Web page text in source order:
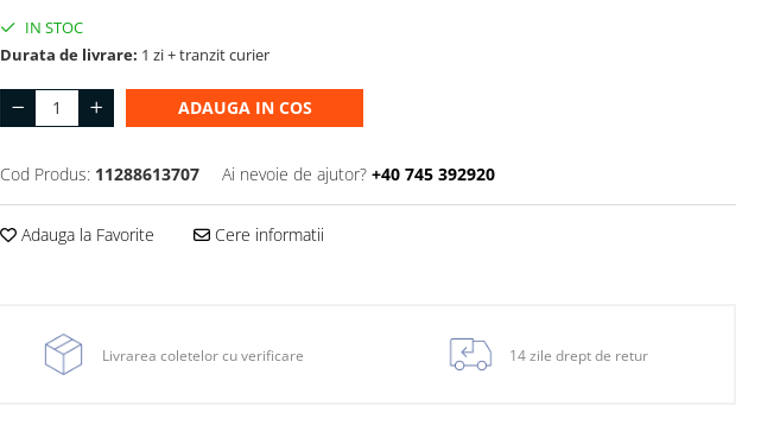
IN STOC
Durata de livrare: 1 zi + tranzit curier
ADAUGA IN COS
Cod Produs: 11288613707 Ai nevoie de ajutor? +40 745 392920
Adauga la Favorite Cere informatii
Livrarea coletelor cu verificare 14 zile drept de retur